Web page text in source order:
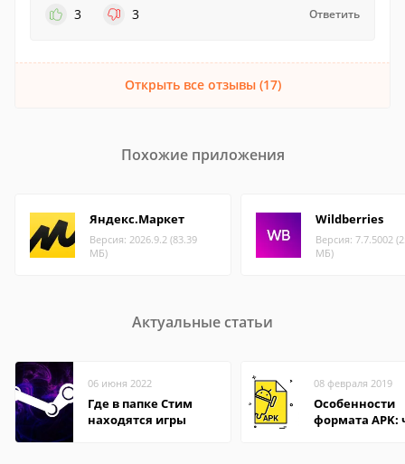
3
3 Ответить
Открыть все отзывы (17)
Похожие приложения
Яндекс.Маркет
Версия: 2026.9.2 (83.39
МБ)
Wildberries
Версия: 7.7.5002
МБ)
Актуальные статьи
06 июня 2022
Где в папке Стим
находятся игры
08 февраля 2019
Особенности
формата APK: